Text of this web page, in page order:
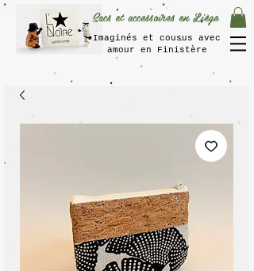
Imaginés et cousus avec
amour en Finistère
Sacs et accessoires en Liège